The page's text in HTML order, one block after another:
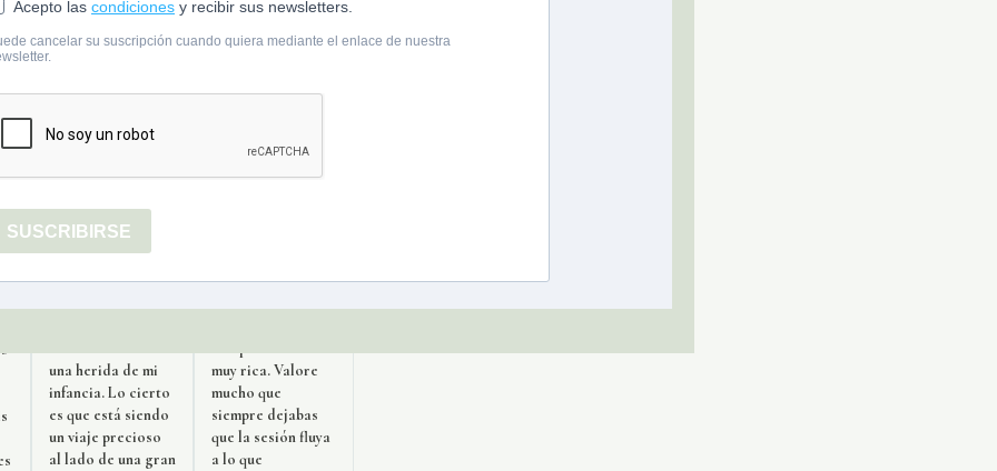
queriendo salir del
bache pero sin
saber cómo. Con
las lealtades hacia
mi familia me
resonando en mi
día a día. Sentía
que estaba en
modo destrucción
una herida de mi
infancia. Lo cierto
es que está siendo
un viaje precioso
al lado de una gran
descubierto que
parte de
tengo todas las
maravilloso, la
muy rica. Valore
mucho que
siempre dejabas
que la sesión fluya
a lo que